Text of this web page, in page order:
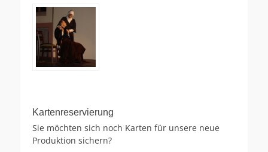
Kartenreservierung
Sie möchten sich noch Karten für unsere neue
Produktion sichern?